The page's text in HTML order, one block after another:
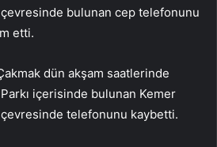
bulunan cep telefonunu
etti.
dün akşam saatlerinde
içerisinde bulunan Kemer
telefonunu kaybetti.